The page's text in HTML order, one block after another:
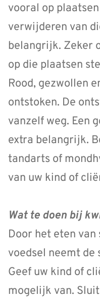
vooral op
verwijderen van
belangrijk. Zeker
op die plaatsen
Rood, gezwollen
ontstoken. De
vanzelf weg. Een
extra belangrijk.
tandarts of
van uw kind of
Wat te doen bij
Door het eten
voedsel neemt de
Geef uw kind of
mogelijk van.